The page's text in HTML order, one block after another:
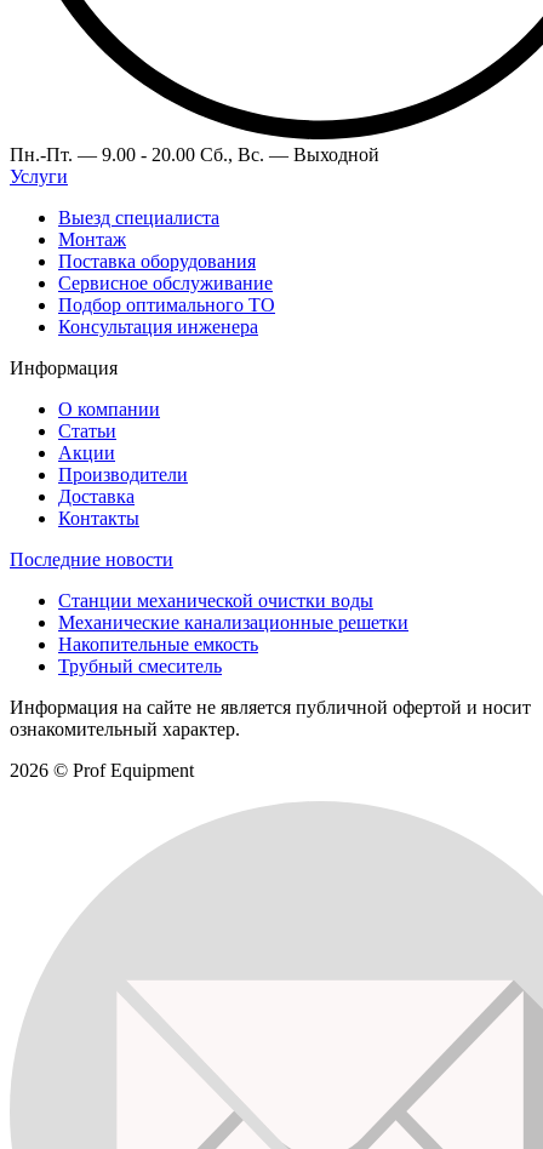
Пн.-Пт. — 9.00 - 20.00 Сб., Вс. — Выходной
Услуги
Выезд специалиста
Монтаж
Поставка оборудования
Сервисное обслуживание
Подбор оптимального ТО
Консультация инженера
Информация
О компании
Статьи
Акции
Производители
Доставка
Контакты
Последние новости
Станции механической очистки воды
Механические канализационные решетки
Накопительные емкость
Трубный смеситель
Информация на сайте не является публичной офертой и носит
ознакомительный характер.
2026 © Prof Equipment